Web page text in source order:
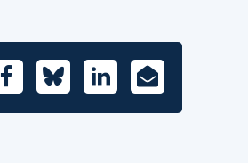
FacebookBlueskyLinkedIn
E-
Mail